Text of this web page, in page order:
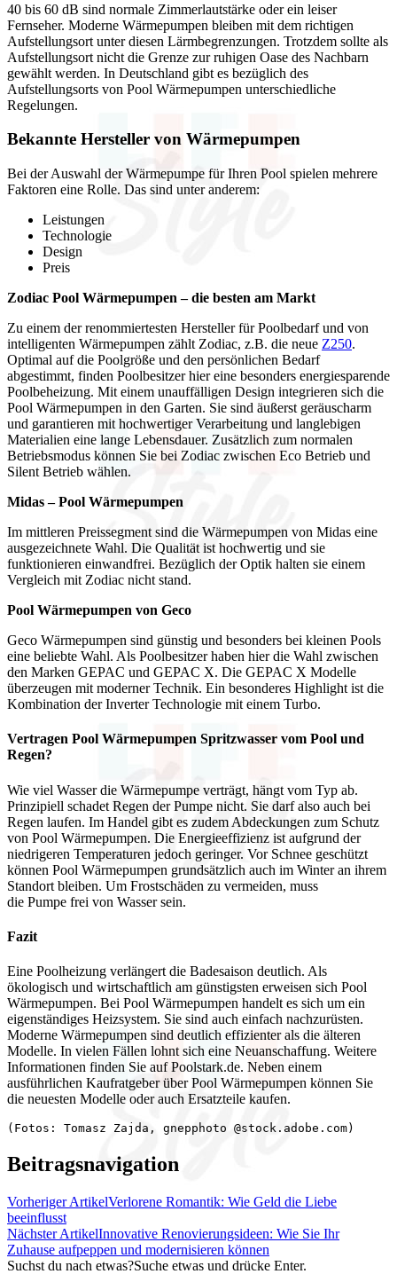
40 bis 60 dB sind normale Zimmerlautstärke oder ein leiser
Fernseher. Moderne Wärmepumpen bleiben mit dem richtigen
Aufstellungsort unter diesen Lärmbegrenzungen. Trotzdem sollte als
Aufstellungsort nicht die Grenze zur ruhigen Oase des Nachbarn
gewählt werden. In Deutschland gibt es bezüglich des
Aufstellungsorts von Pool Wärmepumpen unterschiedliche
Regelungen.
Bekannte Hersteller von Wärmepumpen
Bei der Auswahl der Wärmepumpe für Ihren Pool spielen mehrere
Faktoren eine Rolle. Das sind unter anderem:
Leistungen
Technologie
Design
Preis
Zodiac Pool Wärmepumpen – die besten am Markt
Zu einem der renommiertesten Hersteller für Poolbedarf und von
intelligenten Wärmepumpen zählt Zodiac, z.B. die neue Z250.
Optimal auf die Poolgröße und den persönlichen Bedarf
abgestimmt, finden Poolbesitzer hier eine besonders energiesparende
Poolbeheizung. Mit einem unauffälligen Design integrieren sich die
Pool Wärmepumpen in den Garten. Sie sind äußerst geräuscharm
und garantieren mit hochwertiger Verarbeitung und langlebigen
Materialien eine lange Lebensdauer. Zusätzlich zum normalen
Betriebsmodus können Sie bei Zodiac zwischen Eco Betrieb und
Silent Betrieb wählen.
Midas – Pool Wärmepumpen
Im mittleren Preissegment sind die Wärmepumpen von Midas eine
ausgezeichnete Wahl. Die Qualität ist hochwertig und sie
funktionieren einwandfrei. Bezüglich der Optik halten sie einem
Vergleich mit Zodiac nicht stand.
Pool Wärmepumpen von Geco
Geco Wärmepumpen sind günstig und besonders bei kleinen Pools
eine beliebte Wahl. Als Poolbesitzer haben hier die Wahl zwischen
den Marken GEPAC und GEPAC X. Die GEPAC X Modelle
überzeugen mit moderner Technik. Ein besonderes Highlight ist die
Kombination der Inverter Technologie mit einem Turbo.
Vertragen Pool Wärmepumpen Spritzwasser vom Pool und
Regen?
Wie viel Wasser die Wärmepumpe verträgt, hängt vom Typ ab.
Prinzipiell schadet Regen der Pumpe nicht. Sie darf also auch bei
Regen laufen. Im Handel gibt es zudem Abdeckungen zum Schutz
von Pool Wärmepumpen. Die Energieeffizienz ist aufgrund der
niedrigeren Temperaturen jedoch geringer. Vor Schnee geschützt
können Pool Wärmepumpen grundsätzlich auch im Winter an ihrem
Standort bleiben. Um Frostschäden zu vermeiden, muss
die Pumpe frei von Wasser sein.
Fazit
Eine Poolheizung verlängert die Badesaison deutlich. Als
ökologisch und wirtschaftlich am günstigsten erweisen sich Pool
Wärmepumpen. Bei Pool Wärmepumpen handelt es sich um ein
eigenständiges Heizsystem. Sie sind auch einfach nachzurüsten.
Moderne Wärmepumpen sind deutlich effizienter als die älteren
Modelle. In vielen Fällen lohnt sich eine Neuanschaffung. Weitere
Informationen finden Sie auf Poolstark.de. Neben einem
ausführlichen Kaufratgeber über Pool Wärmepumpen können Sie
die neuesten Modelle oder auch Ersatzteile kaufen.
(Fotos: Tomasz Zajda, gnepphoto @stock.adobe.com)
Beitragsnavigation
Vorheriger ArtikelVerlorene Romantik: Wie Geld die Liebe
beeinflusst
Nächster ArtikelInnovative Renovierungsideen: Wie Sie Ihr
Zuhause aufpeppen und modernisieren können
Suchst du nach etwas?Suche etwas und drücke Enter.